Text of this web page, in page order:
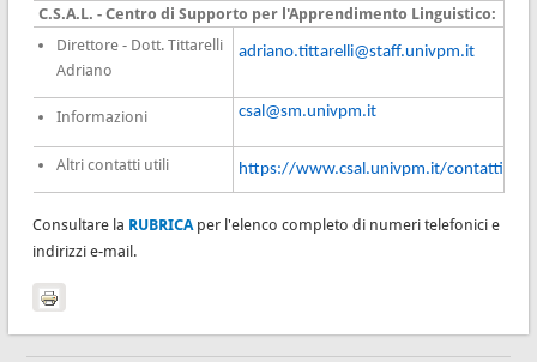
C.S.A.L. - Centro di Supporto per l'Apprendimento Linguistico:
Direttore - Dott. Tittarelli
Adriano
adriano.tittarelli@staff.univpm.it
Informazioni csal@sm.univpm.it
Altri contatti utili https://www.csal.univpm.it/contatti
Consultare la RUBRICAper l'elenco completo di numeri telefonici e
indirizzi e-mail.